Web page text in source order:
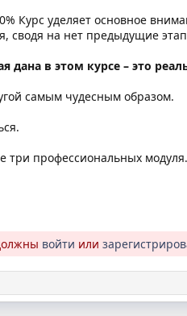
Курс уделяет основное
сводя на нет предыдущие
дана в этом курсе – это
самым чудесным образом.
три профессиональных модуля.
войти или